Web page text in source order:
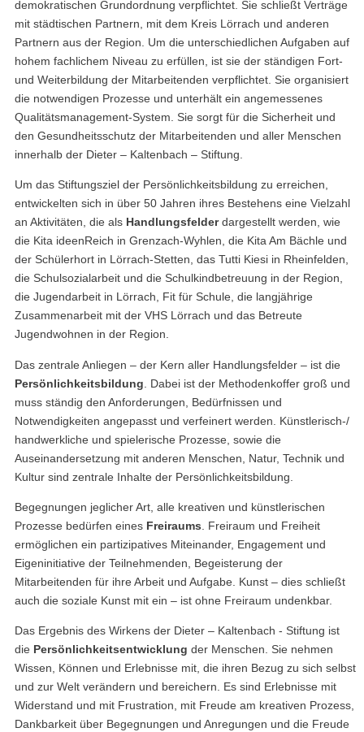
demokratischen Grundordnung verpflichtet. Sie schließt Verträge
mit städtischen Partnern, mit dem Kreis Lörrach und anderen
Partnern aus der Region. Um die unterschiedlichen Aufgaben auf
hohem fachlichem Niveau zu erfüllen, ist sie der ständigen Fort-
und Weiterbildung der Mitarbeitenden verpflichtet. Sie organisiert
die notwendigen Prozesse und unterhält ein angemessenes
Qualitätsmanagement-System. Sie sorgt für die Sicherheit und
den Gesundheitsschutz der Mitarbeitenden und aller Menschen
innerhalb der Dieter – Kaltenbach – Stiftung.
Um das Stiftungsziel der Persönlichkeitsbildung zu erreichen,
entwickelten sich in über 50 Jahren ihres Bestehens eine Vielzahl
an Aktivitäten, die als Handlungsfelderdargestellt werden, wie
die Kita ideenReich in Grenzach-Wyhlen, die Kita Am Bächle und
der Schülerhort in Lörrach-Stetten, das Tutti Kiesi in Rheinfelden,
die Schulsozialarbeit und die Schulkindbetreuung in der Region,
die Jugendarbeit in Lörrach, Fit für Schule, die langjährige
Zusammenarbeit mit der VHS Lörrach und das Betreute
Jugendwohnen in der Region.
Das zentrale Anliegen – der Kern aller Handlungsfelder – ist die
Persönlichkeitsbildung . Dabei ist der Methodenkoffer groß und
muss ständig den Anforderungen, Bedürfnissen und
Notwendigkeiten angepasst und verfeinert werden. Künstlerisch-/
handwerkliche und spielerische Prozesse, sowie die
Auseinandersetzung mit anderen Menschen, Natur, Technik und
Kultur sind zentrale Inhalte der Persönlichkeitsbildung.
Begegnungen jeglicher Art, alle kreativen und künstlerischen
Prozesse bedürfen eines Freiraums . Freiraum und Freiheit
ermöglichen ein partizipatives Miteinander, Engagement und
Eigeninitiative der Teilnehmenden, Begeisterung der
Mitarbeitenden für ihre Arbeit und Aufgabe. Kunst – dies schließt
auch die soziale Kunst mit ein – ist ohne Freiraum undenkbar.
Das Ergebnis des Wirkens der Dieter – Kaltenbach - Stiftung ist
die Persönlichkeitsentwicklung der Menschen. Sie nehmen
Wissen, Können und Erlebnisse mit, die ihren Bezug zu sich selbst
und zur Welt verändern und bereichern. Es sind Erlebnisse mit
Widerstand und mit Frustration, mit Freude am kreativen Prozess,
Dankbarkeit über Begegnungen und Anregungen und die Freude